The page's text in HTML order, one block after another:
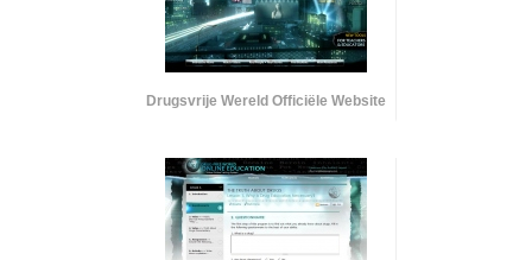
Drugsvrije Wereld Officiële Website